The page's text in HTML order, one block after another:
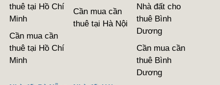
thuê tại Hồ Chí
Minh
Cần mua cần
thuê tại Hồ Chí
Minh
Cần mua cần
thuê tại Hà Nội
Nhà đất cho
thuê Bình
Dương
Cần mua cần
thuê Bình
Dương